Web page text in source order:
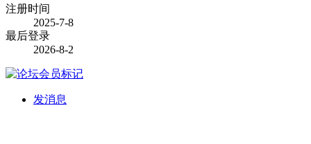
注册时间
2025-7-8
最后登录
2026-8-2
发消息